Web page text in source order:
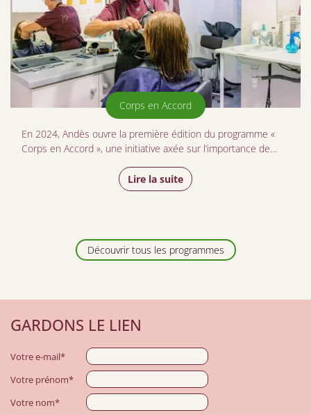
Corps en Accord
En 2024, Andès ouvre la première édition du programme «
Corps en Accord », une initiative axée sur l’importance de…
Lire la suite
Découvrir tous les programmes
GARDONS LE LIEN
Votre e-mail*
Votre prénom*
Votre nom*